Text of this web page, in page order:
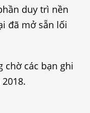
duy trì nền
đã mở sẵn lối
chờ các bạn ghi